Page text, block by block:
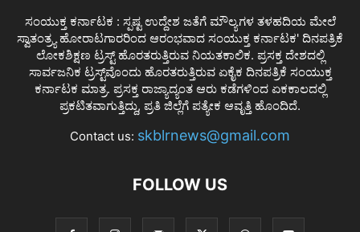
ಸಂಯುಕ್ತ ಕರ್ನಾಟಕ : ಸ್ಪಷ್ಟ ಉದ್ದೇಶ ಜತೆಗೆ ಮೌಲ್ಯಗಳ ತಳಹದಿಯ ಮೇಲೆ
ಸ್ವಾತಂತ್ರ್ಯ ಹೋರಾಟಗಾರರಿಂದ ಆರಂಭವಾದ ಸಂಯುಕ್ತ ಕರ್ನಾಟಕ' ದಿನಪತ್ರಿಕೆ
ಲೋಕಶಿಕ್ಷಣ ಟ್ರಸ್ಟ್ ಹೊರತರುತ್ತಿರುವ ನಿಯತಕಾಲಿಕ. ಪ್ರಸಕ್ತ ದೇಶದಲ್ಲಿ
ಸಾರ್ವಜನಿಕ ಟ್ರಸ್ಟ್‌ವೊಂದು ಹೊರತರುತ್ತಿರುವ ಏಕೈಕ ದಿನಪತ್ರಿಕೆ ಸಂಯುಕ್ತ
ಕರ್ನಾಟಕ ಮಾತ್ರ. ಪ್ರಸಕ್ತ ರಾಜ್ಯಾದ್ಯಂತ ಆರು ಕಡೆಗಳಿಂದ ಏಕಕಾಲದಲ್ಲಿ
ಪ್ರಕಟಿತವಾಗುತ್ತಿದ್ದು, ಪ್ರತಿ ಜಿಲ್ಲೆಗೆ ಪತ್ಯೇಕ ಆವೃತ್ತಿ ಹೊಂದಿದೆ.
Contact us: skblrnews@gmail.com
FOLLOW US